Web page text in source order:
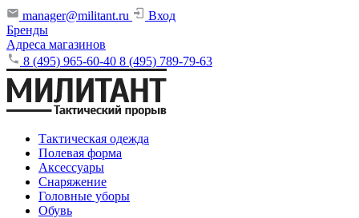
manager@militant.ru
Вход
Бренды
Адреса магазинов
8 (495) 965-60-40 8 (495) 789-79-63
Тактическая одежда
Полевая форма
Аксессуары
Снаряжение
Головные уборы
Обувь